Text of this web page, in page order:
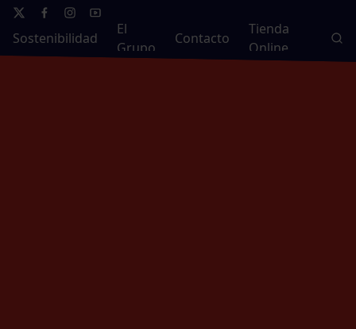
Sostenibilidad
El
Grupo
Contacto
Tienda
Online